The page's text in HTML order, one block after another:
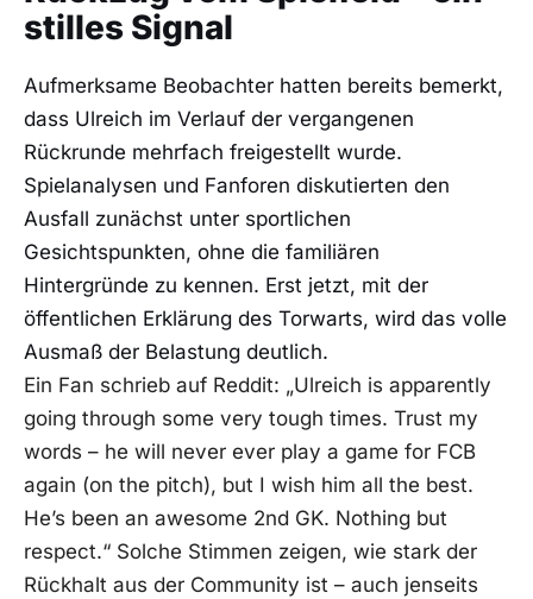
stilles Signal
Aufmerksame Beobachter hatten bereits bemerkt,
dass Ulreich im Verlauf der vergangenen
Rückrunde mehrfach freigestellt wurde.
Spielanalysen und Fanforen diskutierten den
Ausfall zunächst unter sportlichen
Gesichtspunkten, ohne die familiären
Hintergründe zu kennen. Erst jetzt, mit der
öffentlichen Erklärung des Torwarts, wird das volle
Ausmaß der Belastung deutlich.
Ein Fan schrieb auf Reddit: „Ulreich is apparently
going through some very tough times. Trust my
words – he will never ever play a game for FCB
again (on the pitch), but I wish him all the best.
He’s been an awesome 2nd GK. Nothing but
respect.“ Solche Stimmen zeigen, wie stark der
Rückhalt aus der Community ist – auch jenseits